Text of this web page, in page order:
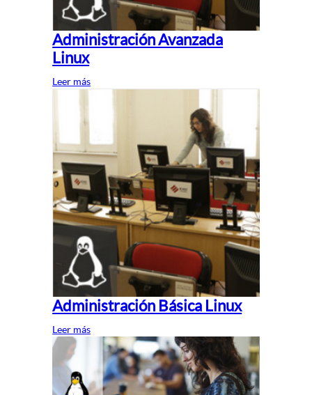
Administración Avanzada
Linux
Leer más
Administración Básica Linux
Leer más